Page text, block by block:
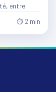
entre…
⏱ 2 min